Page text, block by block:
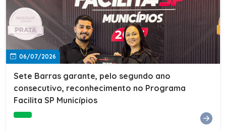
06/07/2026
Sete Barras garante, pelo segundo ano
consecutivo, reconhecimento no Programa
Facilita SP Municípios